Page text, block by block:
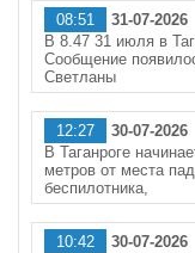
08:51
31-07-2026
В 8.47 31 июля в
Сообщение
Светланы
12:27
30-07-2026
В Таганроге
метров от места
беспилотника,
10:42
30-07-2026